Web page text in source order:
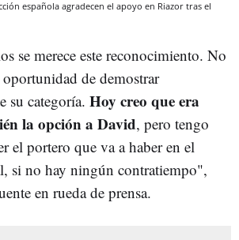
española agradecen el apoyo en Riazor tras el
se merece este reconocimiento. No
de demostrar
su categoría. Hoy creo que era
la opción a David, pero tengo
el portero que va a haber en el
si no hay ningún contratiempo",
en rueda de prensa.